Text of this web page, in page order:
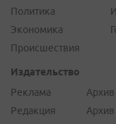
Политика
Экономика
Происшествия
Издательство
Реклама
Редакция
Архив
Архив